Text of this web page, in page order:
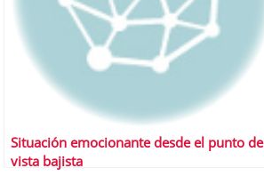
Situación emocionante desde el punto de
vista bajista